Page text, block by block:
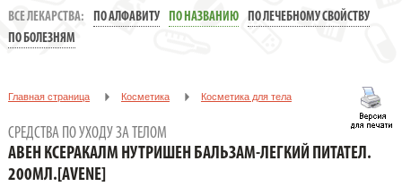
ВСЕ ЛЕКАРСТВА: ПО АЛФАВИТУ ПО НАЗВАНИЮ
ПО ЛЕЧЕБНОМУ СВОЙСТВУ
ПО БОЛЕЗНЯМ
Главная страница Косметика Косметика для тела
АВЕН КСЕРАКАЛМ НУТРИШЕН БАЛЬЗАМ-ЛЕГКИЙ ПИТАТЕЛ.
СРЕДСТВА ПО УХОДУ ЗА ТЕЛОМ
АВЕН КСЕРАКАЛМ НУТРИШЕН БАЛЬЗАМ-ЛЕГКИЙ ПИТАТЕЛ.
200МЛ.[AVENE]